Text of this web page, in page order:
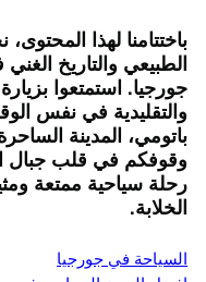
باختتامنا لهذا
الطبيعي والتاريخ
جورجيا. استمتعوا
والتقليدية في نفس
باتومي، المدينة
وقوفكم في قلب جبال
رحلة سياحية ممتعة
الخلابة.
السياحة في جورجيا